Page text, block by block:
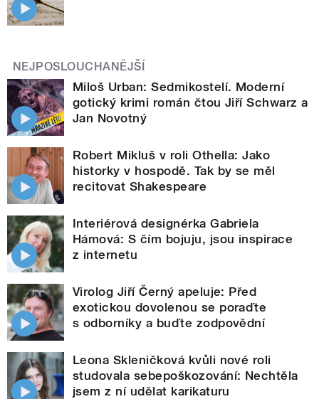
NEJPOSLOUCHANĚJŠÍ
Miloš Urban: Sedmikostelí. Moderní
gotický krimi román čtou Jiří Schwarz a
Jan Novotný
Robert Mikluš v roli Othella: Jako
historky v hospodě. Tak by se měl
recitovat Shakespeare
Interiérová designérka Gabriela
Hámová: S čím bojuju, jsou inspirace
z internetu
Virolog Jiří Černý apeluje: Před
exotickou dovolenou se poraďte
s odborníky a buďte zodpovědní
Leona Skleničková kvůli nové roli
studovala sebepoškozování: Nechtěla
jsem z ní udělat karikaturu